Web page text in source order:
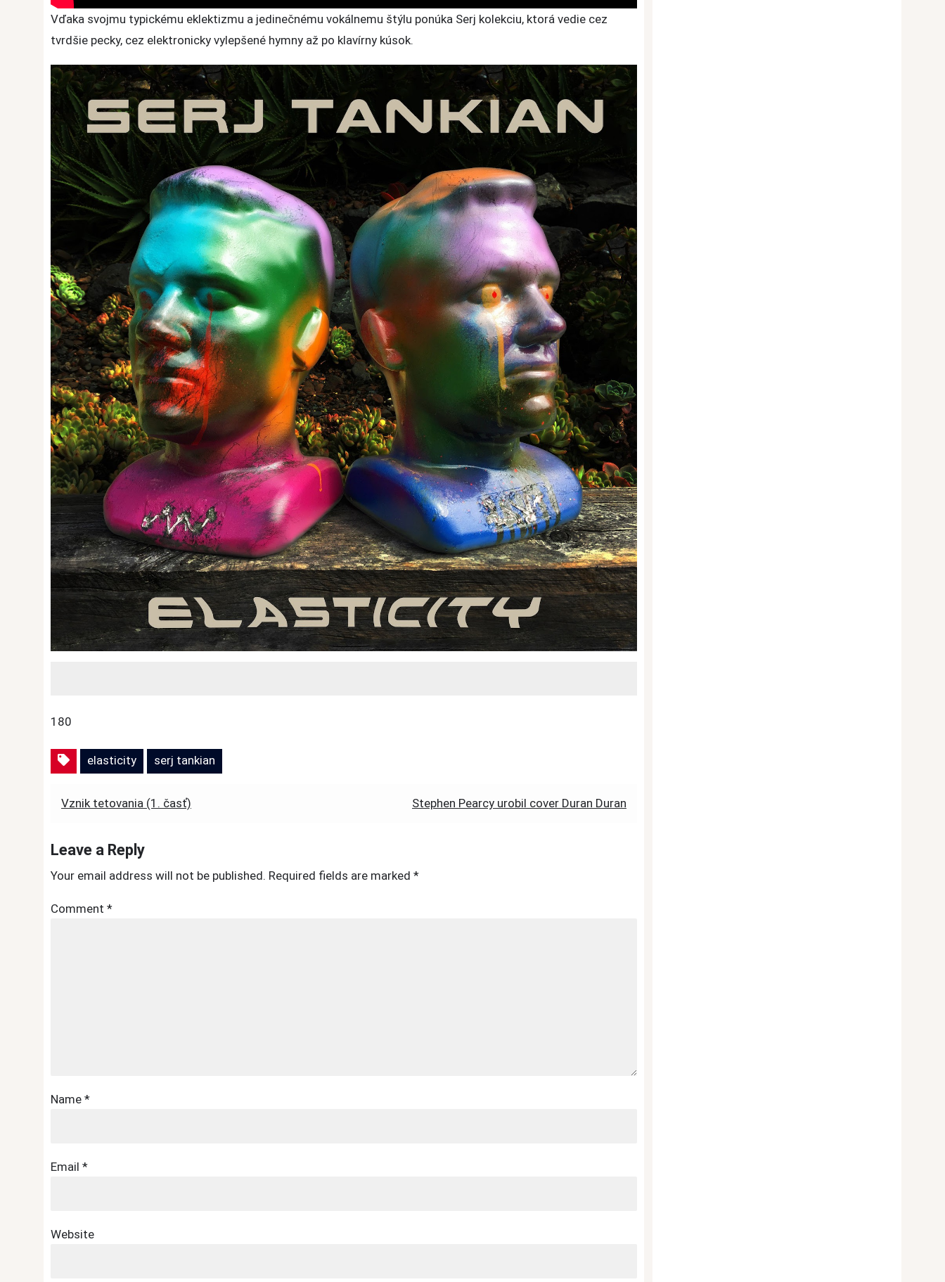
Vďaka svojmu typickému eklektizmu a jedinečnému vokálnemu štýlu ponúka Serj kolekciu, ktorá vedie cez
tvrdšie pecky, cez elektronicky vylepšené hymny až po klavírny kúsok.
180
elasticity serj tankian
Post
Vznik tetovania (1. časť) Stephen Pearcy urobil cover Duran Duran
Leave a Reply
Your email address will not be published. Required fields are marked *
Comment *
Name *
Email *
Website